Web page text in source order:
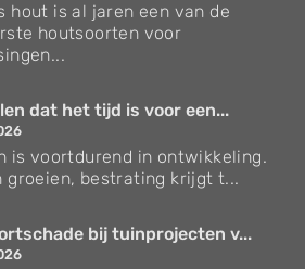
hout is al jaren een van de
houtsoorten voor
dat het tijd is voor een...
is voortdurend in ontwikkeling.
groeien, bestrating krijgt t...
bij tuinprojecten v...